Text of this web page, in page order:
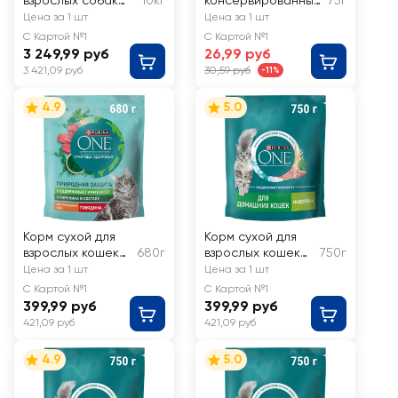
PURINA ONE для
средних и крупных
пород, с высоким
содержанием
говядины и рисом
Цена за 1 шт
С Картой №1
3 249,99 руб
3 421,09 руб
для кошек WHISKAS
Форель и лосось,
желе
Цена за 1 шт
С Картой №1
26,99 руб
30,59 руб -11%
4.9
Корм сухой для
взрослых кошек
PURINA ONE
Природа здоровья
со спирулиной,
для
стерилизованных
и
кастрированных,
с высоким
680г
Цена за 1 шт
С Картой №1
399,99 руб
421,09 руб
5.0
Корм сухой для
взрослых кошек
PURINA ONE
живущих в
домашних
условиях, с
высоким
содержанием
индейки и
цельными злаками
750г
Цена за 1 шт
С Картой №1
399,99 руб
421,09 руб
4.9 5.0